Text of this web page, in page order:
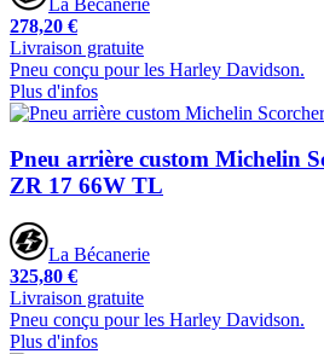
278,20 €
Livraison gratuite
Pneu conçu pour les Harley Davidson.
Plus d'infos
Pneu arrière custom Michelin
ZR 17 66W TL
La Bécanerie
325,80 €
Livraison gratuite
Pneu conçu pour les Harley Davidson.
Plus d'infos